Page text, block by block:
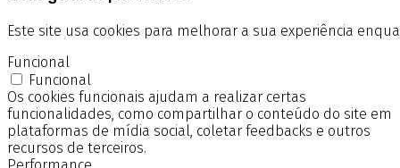
Este site usa cookies para melhorar a sua experiência
Funcional
Funcional
Os cookies funcionais ajudam a realizar certas
funcionalidades, como compartilhar o conteúdo do site em
plataformas de mídia social, coletar feedbacks e outros
recursos de terceiros.